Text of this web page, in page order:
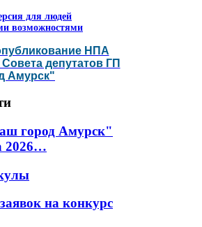
для людей
возможностями
НПА
депутатов ГП
Амурск"
город Амурск"
2026…
на конкурс